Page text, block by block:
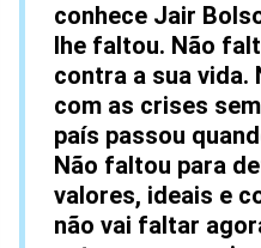
conhece Jair
lhe faltou. Não
contra a sua vida.
com as crises
país passou
Não faltou para
valores, ideais e
não vai faltar